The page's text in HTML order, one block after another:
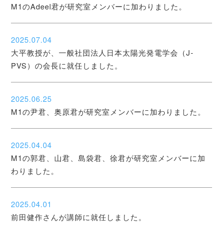
M1のAdeel君が研究室メンバーに加わりました。
2025.07.04
大平教授が、一般社団法人日本太陽光発電学会（J-
PVS）の会長に就任しました。
2025.06.25
M1の尹君、奥原君が研究室メンバーに加わりました。
2025.04.04
M1の郭君、山君、島袋君、徐君が研究室メンバーに加
わりました。
2025.04.01
前田健作さんが講師に就任しました。